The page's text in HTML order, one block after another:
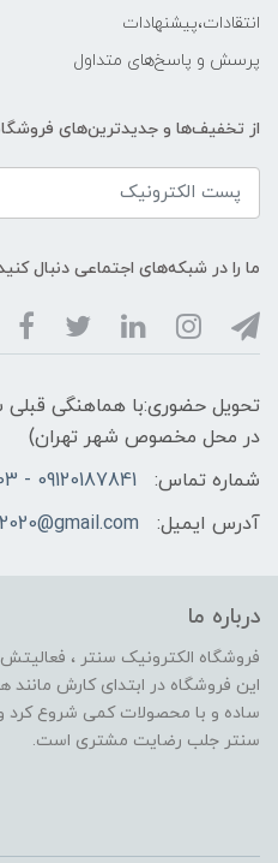
انتقادات،پیشنهادات
پرسش و پاسخ‌های متداول
از تخفیف‌ها و جدیدترین‌های
ما را در شبکه‌های اجتماعی دنبال
در محل مخصوص شهر تهران)
شماره تماس:
09120187841 - 09023176403
آدرس ایمیل:
درباره ما
این فروشگاه در ابتدای کارش مانند
ساده و با محصولات کمی شروع کرد
سنتر جلب رضایت مشتری است.